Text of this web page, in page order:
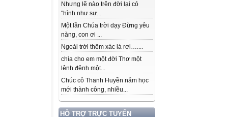
Nhưng lẽ nào trên đời lại có
"hình như sự...
Một lần Chúa trời dạy Đừng yêu
nàng, con ơi ...
Ngoài trời thêm xác lá rơi…....
chia cho em một đời Thơ một
lênh đênh một...
Chúc cô Thanh Huyền năm học
mới thành công, nhiều...
HỖ TRỢ TRỰC TUYẾN